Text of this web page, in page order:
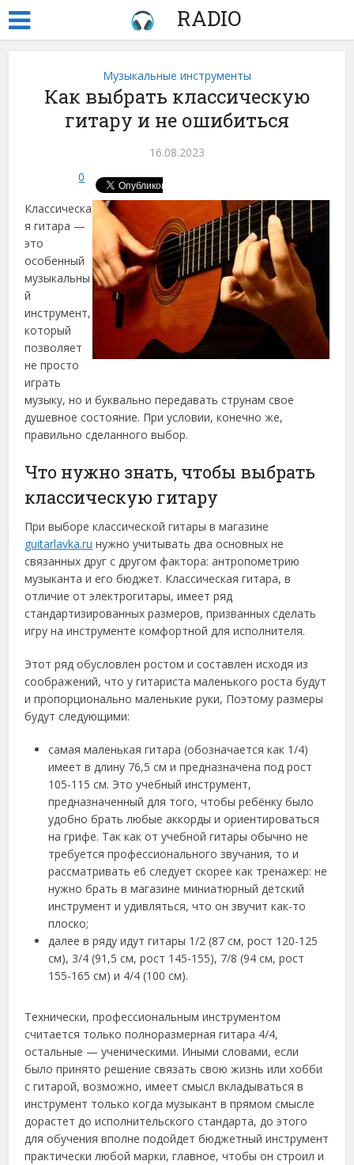
RADIO
Музыкальные инструменты
Как выбрать классическую
гитару и не ошибиться
16.08.2023
0
Классическа
я гитара —
это
особенный
музыкальны
й
инструмент,
который
позволяет
не просто
играть
музыку, но и буквально передавать струнам свое
душевное состояние. При условии, конечно же,
правильно сделанного выбор.
Что нужно знать, чтобы выбрать
классическую гитару
При выборе классической гитары в магазине
guitarlavka.ru нужно учитывать два основных не
связанных друг с другом фактора: антропометрию
музыканта и его бюджет. Классическая гитара, в
отличие от электрогитары, имеет ряд
стандартизированных размеров, призванных сделать
игру на инструменте комфортной для исполнителя.
Этот ряд обусловлен ростом и составлен исходя из
соображений, что у гитариста маленького роста будут
и пропорционально маленькие руки, Поэтому размеры
будут следующими:
самая маленькая гитара (обозначается как 1/4)
имеет в длину 76,5 см и предназначена под рост
105-115 см. Это учебный инструмент,
предназначенный для того, чтобы ребёнку было
удобно брать любые аккорды и ориентироваться
на грифе. Так как от учебной гитары обычно не
требуется профессионального звучания, то и
рассматривать е6 следует скорее как тренажер: не
нужно брать в магазине миниатюрный детский
инструмент и удивляться, что он звучит как-то
плоско;
далее в ряду идут гитары 1/2 (87 см, рост 120-125
см), 3/4 (91,5 см, рост 145-155), 7/8 (94 см, рост
155-165 см) и 4/4 (100 см).
Технически, профессиональным инструментом
считается только полноразмерная гитара 4/4,
остальные — ученическими. Иными словами, если
было принято решение связать свою жизнь или хобби
с гитарой, возможно, имеет смысл вкладываться в
инструмент только когда музыкант в прямом смысле
дорастет до исполнительского стандарта, до этого
для обучения вполне подойдет бюджетный инструмент
практически любой марки, главное, чтобы он строил и